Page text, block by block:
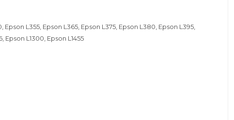
Epson L355, Epson L365, Epson L375, Epson L380, Epson L395,
Epson L1300, Epson L1455